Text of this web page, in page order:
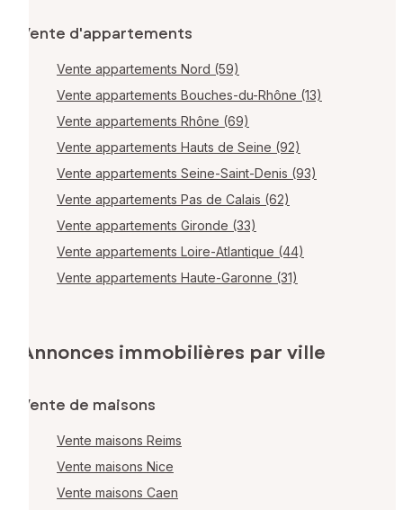
Vente d'appartements
Vente appartements Nord (59)
Vente appartements Bouches-du-Rhône (13)
Vente appartements Rhône (69)
Vente appartements Hauts de Seine (92)
Vente appartements Seine-Saint-Denis (93)
Vente appartements Pas de Calais (62)
Vente appartements Gironde (33)
Vente appartements Loire-Atlantique (44)
Vente appartements Haute-Garonne (31)
Annonces immobilières par ville
Vente de maisons
Vente maisons Reims
Vente maisons Nice
Vente maisons Caen